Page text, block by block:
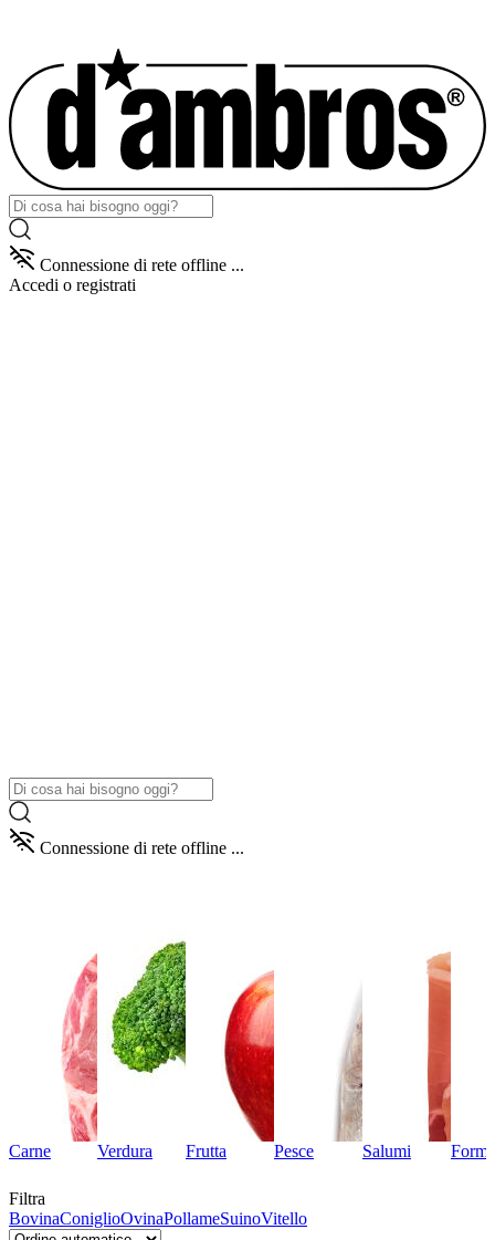
Connessione di rete offline ...
Accedi o registrati
Connessione di rete offline ...
Carne Verdura Frutta Pesce Salumi
Filtra
BovinaConiglioOvinaPollameSuinoVitello